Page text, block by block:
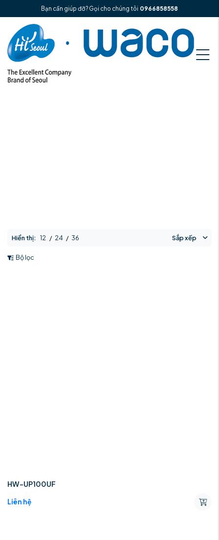
Bạn cần giúp đỡ? Gọi cho chúng tôi 0966858558
Hiển thị: 12 / 24 / 36 Sắp xếp
Bộ lọc
HW-UP100UF
Liên hệ